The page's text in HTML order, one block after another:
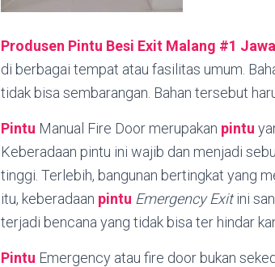
Produsen Pintu Besi Exit Malang #1
di berbagai tempat atau fasilitas umum.
tidak bisa sembarangan. Bahan tersebut
Pintu Manual Fire Door merupakan pintu
Keberadaan pintu ini wajib dan menjadi
tinggi. Terlebih, bangunan bertingkat yang
itu, keberadaan pintu Emergency Exitini
terjadi bencana yang tidak bisa ter hindar
Pintu Emergency atau fire door bukan